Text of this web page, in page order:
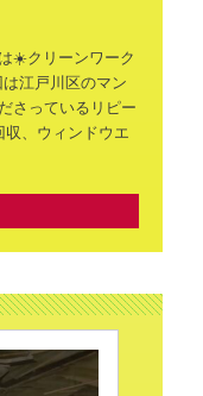
☀️クリーンワーク
は江戸川区のマン
さっているリピー
収、ウィンドウエ